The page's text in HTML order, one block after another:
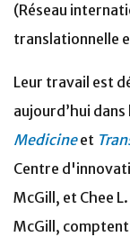
(Réseau
translationnelle
Leur travail est
aujourd’hui dans
Medicineet
Centre
McGill, et Chee
McGill,